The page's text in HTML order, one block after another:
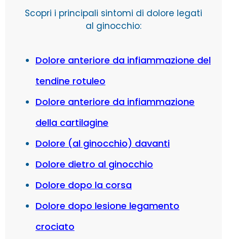
Scopri i principali sintomi di dolore legati
al ginocchio:
Dolore anteriore da infiammazione del
tendine rotuleo
Dolore anteriore da infiammazione
della cartilagine
Dolore (al ginocchio) davanti
Dolore dietro al ginocchio
Dolore dopo la corsa
Dolore dopo lesione legamento
crociato